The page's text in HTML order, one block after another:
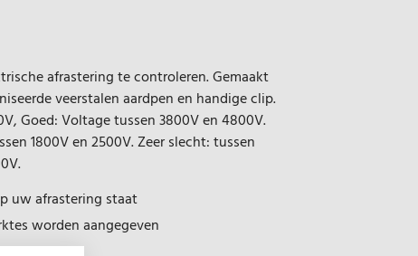
afrastering te controleren. Gemaakt
veerstalen aardpen en handige clip.
Goed: Voltage tussen 3800V en 4800V.
1800V en 2500V. Zeer slecht: tussen
uw afrastering staat
worden aangegeven